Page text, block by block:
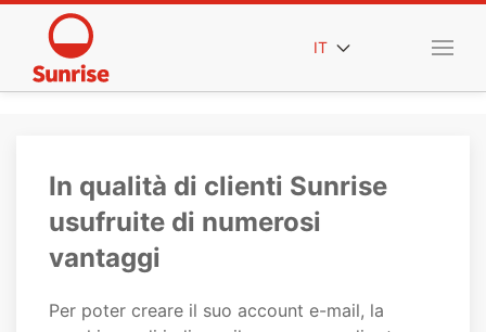
IT
In qualità di clienti Sunrise
usufruite di numerosi
vantaggi
Per poter creare il suo account e-mail, la